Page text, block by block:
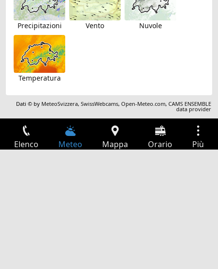
Precipitazioni Vento Nuvole
Temperatura
Dati © by MeteoSvizzera,SwissWebcams,Open-Meteo.com,CAMS ENSEMBLE
data provider
Elenco Meteo Mappa Orario Più